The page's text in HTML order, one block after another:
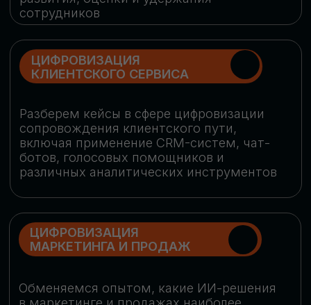
Оставьте заявку, мы направим вам
программу конференции
СКАЧАТЬ ПРОГРАММУ
СПИКЕРЫ
СТАТЬ СПИКЕРОМ
В конференции участвовали более 120 спикеров